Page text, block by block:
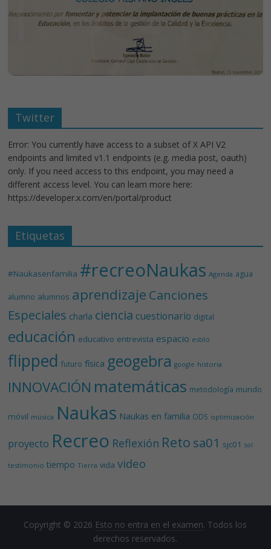
Twitter
Error: You currently have access to a subset of X API V2
endpoints and limited v1.1 endpoints (e.g. media post, oauth)
only. If you need access to this endpoint, you may need a
different access level. You can learn more here:
https://developer.x.com/en/portal/product
Etiquetas
#Naukasenfamilia #recreoNaukas Agenda agua
alumno alumnos aprendizaje Canciones
Especiales charla ciencia cuestionario digital
educación educativo entrevista espacio estilo
flipped futuro física geogebra google historia
INNOVACIÓN matemáticas metodología mundo
móvil música Naukas Naukas en familia ODS optimización
proyecto Recreo Reflexión Reto sa01 sjc01 sol
testimonio tiempo Tierra vida video
Copyright © 2026 Esto no entra en el examen. Todos los
derechos reservados.